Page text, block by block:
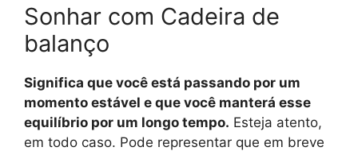
Sonhar com Cadeira de
balanço
Significa que você está passando por um
momento estável e que você manterá esse
equilíbrio por um longo tempo. Esteja atento,
em todo caso. Pode representar que em breve